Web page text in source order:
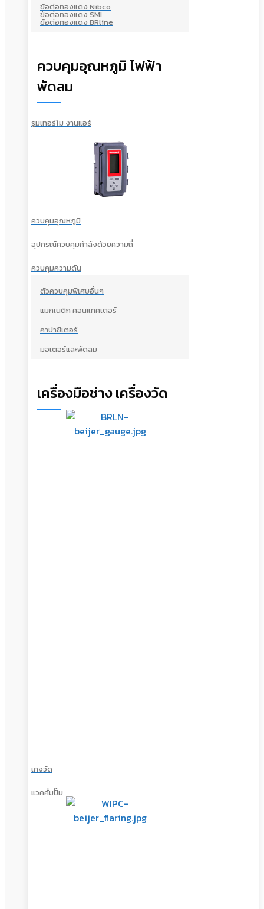
ข้อต่อทองแดง Nibco
ข้อต่อทองแดง SMI
ข้อต่อทองแดง BRline
ควบคุมอุณหภูมิ ไฟฟ้า
พัดลม
รูมเทอร์โม งานแอร์
ควบคุมอุณหภูมิ
อุปกรณ์ควบคุมกำลังด้วยความถี่
ควบคุมความดัน
ตัวควบคุมพิเศษอื่นๆ
แมกเนติก คอนแทคเตอร์
คาปาซิเตอร์
มอเตอร์และพัดลม
เครื่องมือช่าง เครื่องวัด
เกจวัด
แวคคั่มปั๊ม